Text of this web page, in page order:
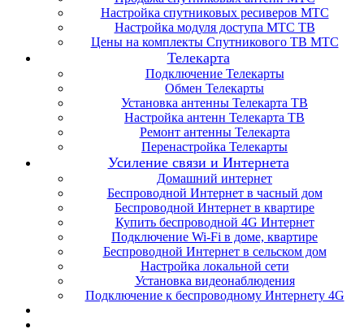
Настройка спутниковых ресиверов МТС
Настройка модуля доступа МТС ТВ
Цены на комплекты Спутникового ТВ МТС
Телекарта
Подключение Телекарты
Обмен Телекарты
Установка антенны Телекарта ТВ
Настройка антенн Телекарта ТВ
Ремонт антенны Телекарта
Перенастройка Телекарты
Усиление связи и Интернета
Домашний интернет
Беспроводной Интернет в часный дом
Беспроводной Интернет в квартире
Купить беспроводной 4G Интернет
Подключение Wi-Fi в доме, квартире
Беспроводной Интернет в сельском дом
Настройка локальной сети
Установка видеонаблюдения
Подключение к беспроводному Интернету 4G